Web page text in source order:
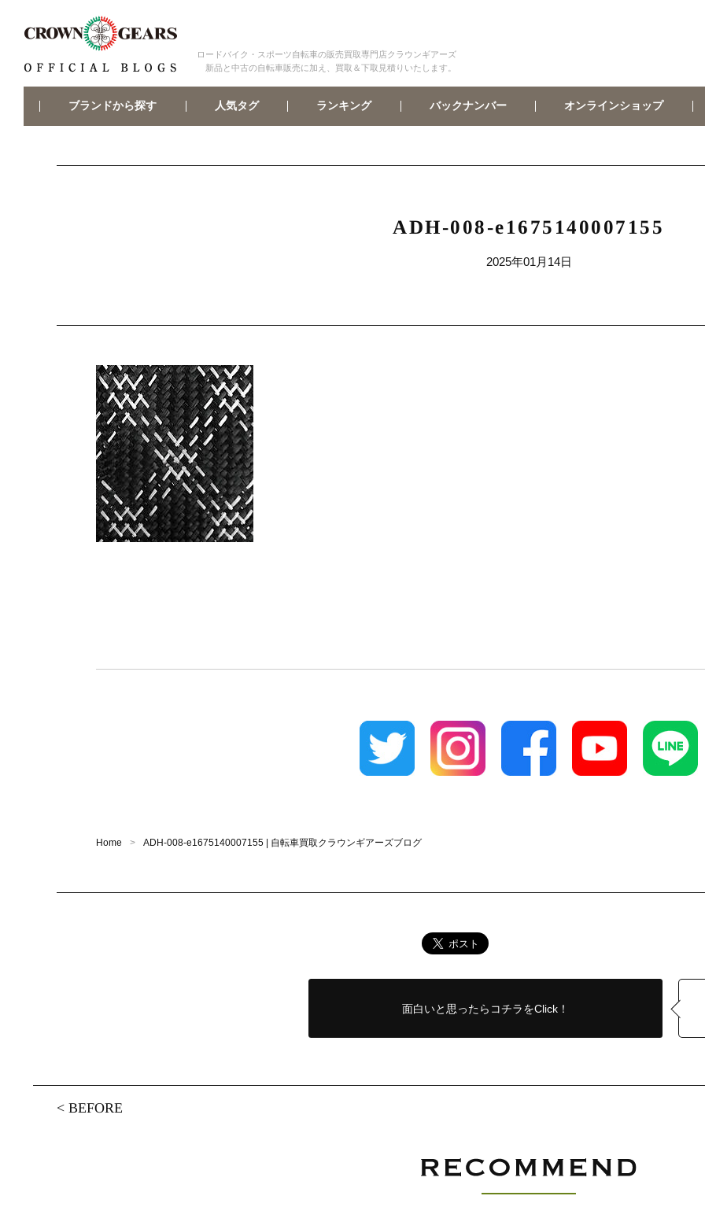
ロードバイク・スポーツ自転車の販売買取専門店クラウンギアーズ
新品と中古の自転車販売に加え、買取＆下取見積りいたします。
ブランドから探す 人気タグ ランキング バックナンバー オンラインショップ
ADH-008-e1675140007155
2025年01月14日
Home ADH-008-e1675140007155 | 自転車買取クラウンギアーズブログ
面白いと思ったら コチラをClick！
<BEFORE